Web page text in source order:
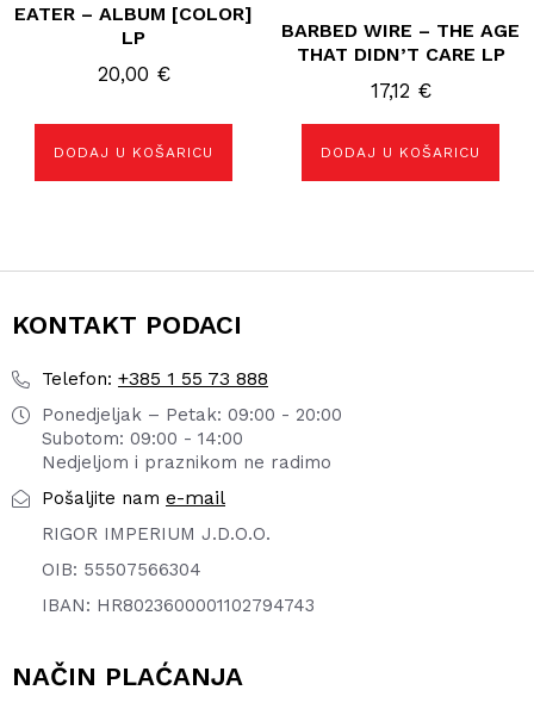
EATER – ALBUM [COLOR]
LP
20,00 €
DODAJ U KOŠARICU
BARBED WIRE – THE AGE
THAT DIDN’T CARE LP
17,12 €
DODAJ U KOŠARICU
KONTAKT PODACI
Telefon: +385 1 55 73 888
Ponedjeljak – Petak: 09:00 - 20:00
Subotom: 09:00 - 14:00
Nedjeljom i praznikom ne radimo
Pošaljite nam e-mail
RIGOR IMPERIUM J.D.O.O.
OIB: 55507566304
IBAN: HR8023600001102794743
NAČIN PLAĆANJA